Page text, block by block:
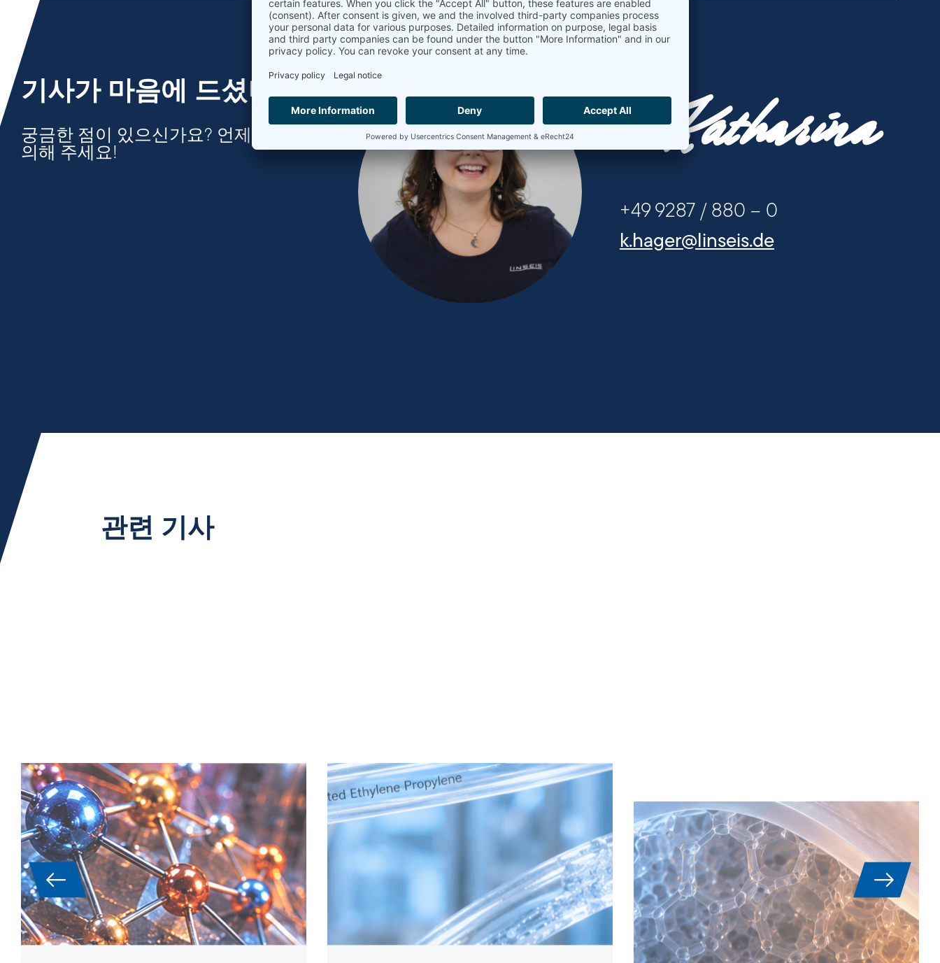
기사가 마음에 드셨나요?
궁금한 점이 있으신가요? 언제든지 문
의해 주세요!
Katharina
+49 9287 / 880 – 0
k.hager@linseis.de
관련 기사
고엔트로피 합금(HEA): 열 분석
및 열물리학적 특성
고엔트로피 합금(HEA)은 이제 항공우
주, 발전, 터빈 및 원자로 건설 분야의 고
성능 응용 분야를 위한 핵심 재료 등급
으로 간주됩니다. 복잡한 다중 성분 구
FEP 불소 중합체: 열적 특성 및
산업 응용 분야
FEP(플루오르화 에틸렌 프로필렌 공중
합체)는 낮은 마찰, 우수한 전기 절연성
및 높은 광학 투명도를 하나의 재료에
결합한 것으로, 매체의 흐름, 이동 및 신
EVA – 에틸렌 비닐 아세테이트:
재료 과학, 특성 및 응용 분야
에틸렌-비닐 아세테이트(EVA)는 부드러
운 반결정성 코폴리머로 높은 유연성,
뛰어난 감쇠 특성 및 매우 넓은 물성 창
으로 기존 폴리에틸렌, 경질 열가소성